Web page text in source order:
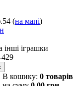
(на мапі)
інші іграшки
В кошику: 0 товарів